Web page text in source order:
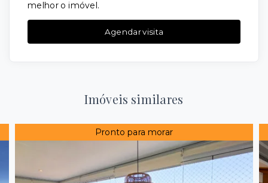
melhor o imóvel.
Agendar visita
Imóveis similares
Pronto para morar